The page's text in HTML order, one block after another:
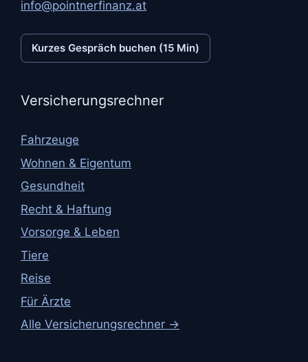
info@pointnerfinanz.at
Kurzes Gespräch buchen (15 Min)
Versicherungsrechner
Fahrzeuge
Wohnen & Eigentum
Gesundheit
Recht & Haftung
Vorsorge & Leben
Tiere
Reise
Für Ärzte
Alle Versicherungsrechner →